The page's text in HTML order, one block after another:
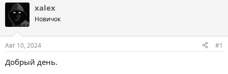
т
о
р
т
м
ы
т
н
а
л
а
xalex
Новичок
Авг 10, 2024 #1
Добрый день.